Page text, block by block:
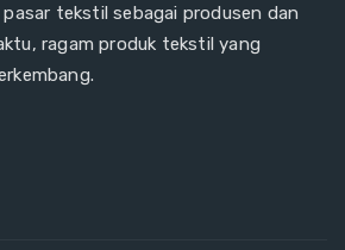
pasar tekstil sebagai produsen dan
ragam produk tekstil yang